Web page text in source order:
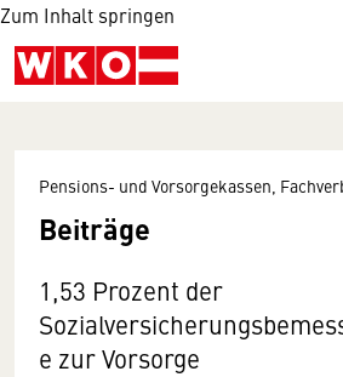
Zum Inhalt springen
Pensions- und Vorsorgekassen,
Beiträge
1,53 Prozent der
e zur Vorsorge